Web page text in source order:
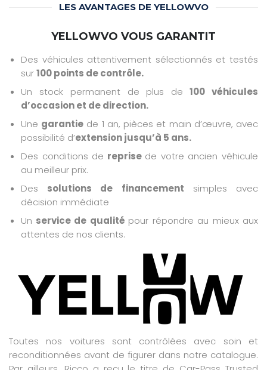
LES AVANTAGES DE YELLOWVO
YELLOWVO VOUS GARANTIT
Des véhicules attentivement sélectionnés et testés
sur100 points de contrôle.
Un stock permanent de plus de 100 véhicules
d’occasion et de direction.
Une garantie de 1 an, pièces et main d’œuvre, avec
possibilité d’extension jusqu’à 5 ans.
Des conditions de reprise de votre ancien véhicule
au meilleur prix.
Des solutions de financement simples avec
décision immédiate
Un service de qualité pour répondre au mieux aux
attentes de nos clients.
Toutes nos voitures sont contrôlées avec soin et
reconditionnées avant de figurer dans notre catalogue.